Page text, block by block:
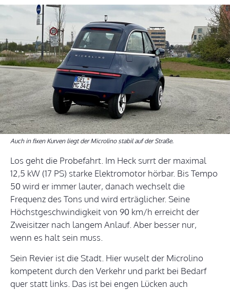
Auch in fixen Kurven liegt der Microlino stabil auf der Straße.
Los geht die Probefahrt. Im Heck surrt der maximal
12,5 kW (17 PS) starke Elektromotor hörbar. Bis Tempo
50 wird er immer lauter, danach wechselt die
Frequenz des Tons und wird erträglicher. Seine
Höchstgeschwindigkeit von 90 km/h erreicht der
Zweisitzer nach langem Anlauf. Aber besser nur,
wenn es halt sein muss.
Sein Revier ist die Stadt. Hier wuselt der Microlino
kompetent durch den Verkehr und parkt bei Bedarf
quer statt links. Das ist bei engen Lücken auch